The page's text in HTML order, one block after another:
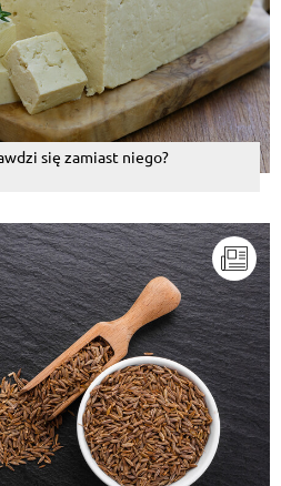
się zamiast niego?